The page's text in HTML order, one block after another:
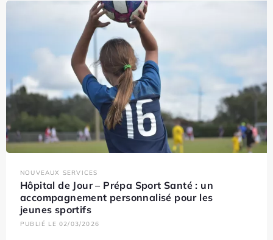
NOUVEAUX SERVICES
Hôpital de Jour – Prépa Sport Santé : un
accompagnement personnalisé pour les
jeunes sportifs
PUBLIÉ LE 02/03/2026